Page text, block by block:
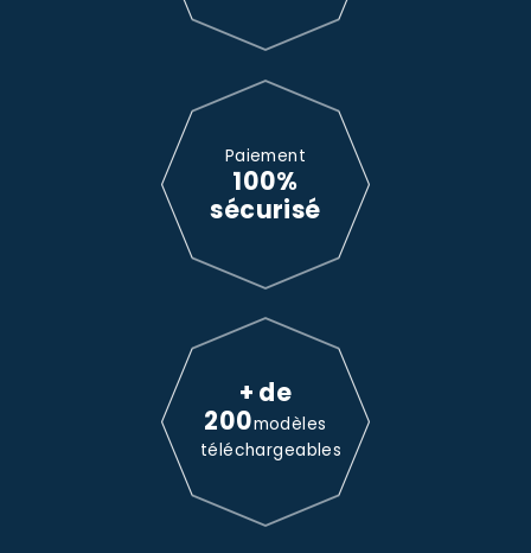
Paiement
100%
sécurisé
+ de
200modèles
téléchargeables